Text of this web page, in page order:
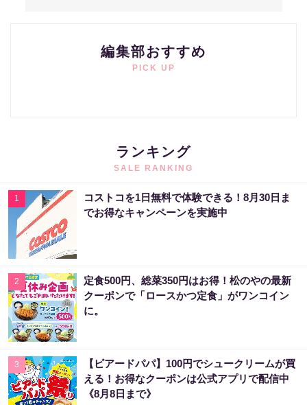
編集部おすすめ
PICK UP
ランキング
SALE RANKING
1
コストコを1日無料で体験できる！8月30日ま
でお得なキャンペーンを実施中
2
定食500円、総菜350円はお得！松のやの最新
クーポンで「ロースかつ定食」がワンコイン
に。
3
【ビアードパパ】100円でシュークリームが買
える！お得なクーポンは公式アプリで配信中
《8月8日まで》